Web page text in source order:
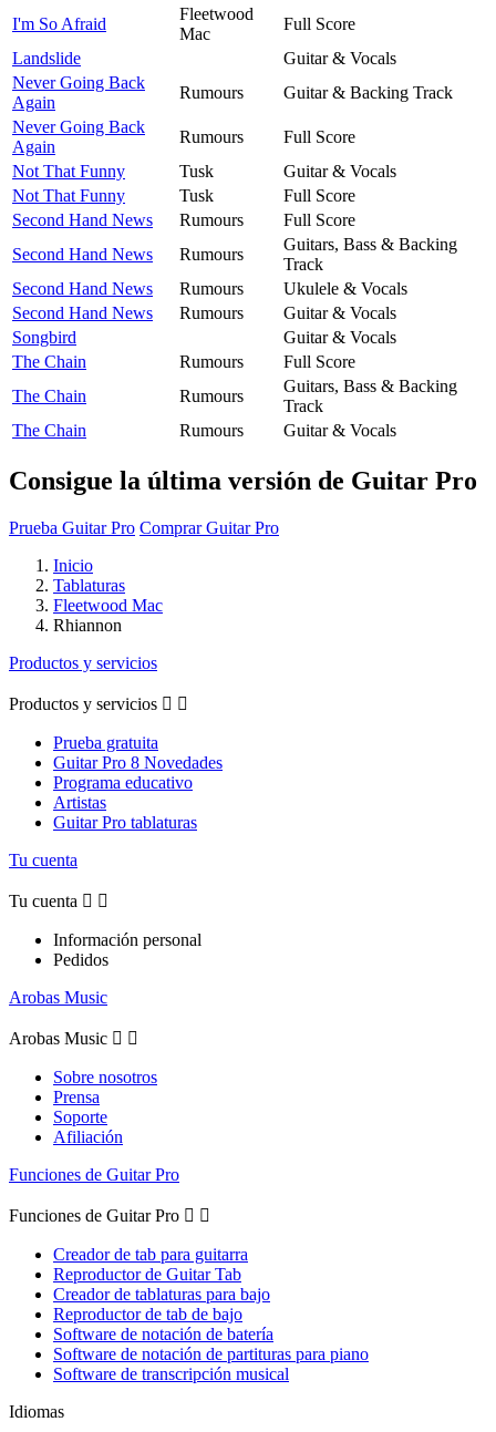
I'm So Afraid
Fleetwood
Mac
Full Score
Landslide
Guitar & Vocals
Never Going Back
Again
Rumours
Guitar & Backing Track
Never Going Back
Again
Rumours
Full Score
Not That Funny
Tusk
Guitar & Vocals
Not That Funny
Tusk
Full Score
Second Hand News
Rumours
Full Score
Second Hand News
Rumours
Guitars, Bass & Backing
Track
Second Hand News
Rumours
Ukulele & Vocals
Second Hand News
Rumours
Guitar & Vocals
Songbird
Guitar & Vocals
The Chain
Rumours
Full Score
The Chain
Rumours
Guitars, Bass & Backing
Track
The Chain
Rumours Guitar & Vocals
Consigue la última versión de Guitar Pro
Prueba Guitar Pro Comprar Guitar Pro
Inicio
Tablaturas
Fleetwood Mac
Rhiannon
Productos y servicios
Productos y servicios  
Prueba gratuita
Guitar Pro 8 Novedades
Programa educativo
Artistas
Guitar Pro tablaturas
Tu cuenta
Tu cuenta  
Información personal
Pedidos
Arobas Music
Arobas Music  
Sobre nosotros
Prensa
Soporte
Afiliación
Funciones de Guitar Pro
Funciones de Guitar Pro  
Creador de tab para guitarra
Reproductor de Guitar Tab
Creador de tablaturas para bajo
Reproductor de tab de bajo
Software de notación de batería
Software de notación de partituras para piano
Software de transcripción musical
Idiomas